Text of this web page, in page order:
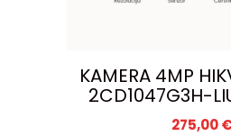
KAMERA 4MP
2CD1047G3H-
275,00